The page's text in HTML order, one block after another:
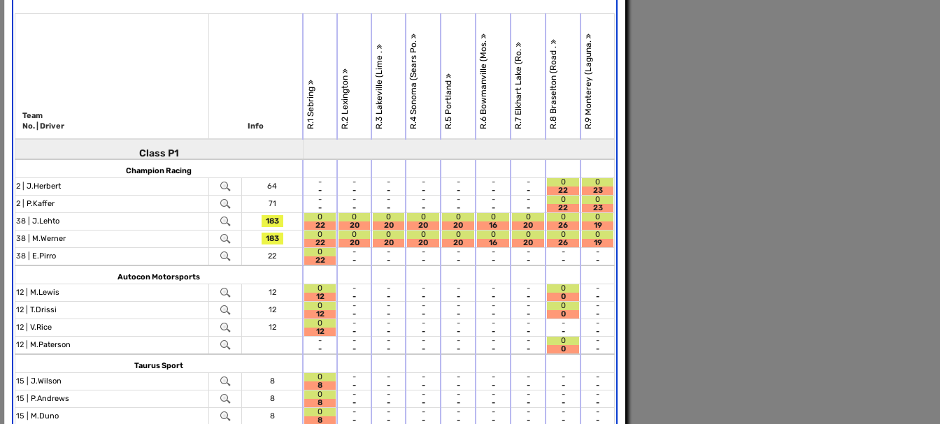
Class P1
Team
No. | Driver
Info R.1 Sebring R.2 Lexington R.3 Lakeville (Lime . R.4 Sonoma (Sears Po. R.5 Portland R.6 Bowmanville (Mos. R.7 Elkhart Lake (Ro. R.8 Braselton (Road . R.9 Monterey (Laguna.
Champion Racing
2 | J.Herbert 64
-
-
-
-
-
-
-
-
-
-
-
-
-
-
0
22
0
23
2 | P.Kaffer 71
-
-
-
-
-
-
-
-
-
-
-
-
-
-
0
22
0
23
38 | J.Lehto 183
0
22
0
20
0
20
0
20
0
20
0
16
0
20
0
26
0
19
38 | M.Werner 183
0
22
0
20
0
20
0
20
0
20
0
16
0
20
0
26
0
19
38 | E.Pirro 22
0
22
-
-
-
-
-
-
-
-
-
-
-
-
-
-
-
-
Autocon Motorsports
12 | M.Lewis 12
0
12
-
-
-
-
-
-
-
-
-
-
-
-
0
0
-
-
12 | T.Drissi 12
0
12
-
-
-
-
-
-
-
-
-
-
-
-
0
0
-
-
12 | V.Rice 12
0
12
-
-
-
-
-
-
-
-
-
-
-
-
-
-
-
-
12 | M.Paterson
-
-
-
-
-
-
-
-
-
-
-
-
-
-
0
0
-
-
Taurus Sport
15 | J.Wilson 8
0
8
-
-
-
-
-
-
-
-
-
-
-
-
-
-
-
-
15 | P.Andrews 8
0
8
-
-
-
-
-
-
-
-
-
-
-
-
-
-
-
-
15 | M.Duno 8
0
8
-
-
-
-
-
-
-
-
-
-
-
-
-
-
-
-